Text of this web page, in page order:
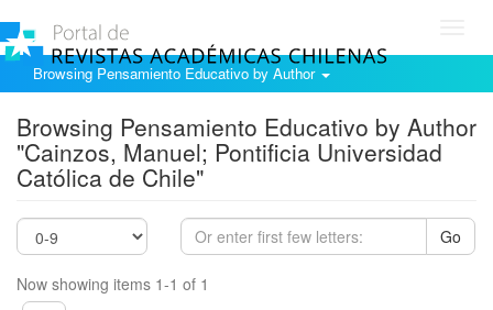
Browsing Pensamiento Educativo by Author
Browsing Pensamiento Educativo by Author
"Cainzos, Manuel; Pontificia Universidad
Católica de Chile"
Go
Now showing items 1-1 of 1